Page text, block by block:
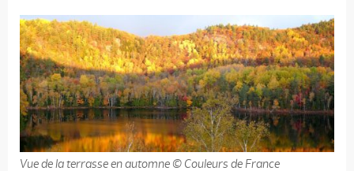
Vue de la terrasse en automne © Couleurs de France